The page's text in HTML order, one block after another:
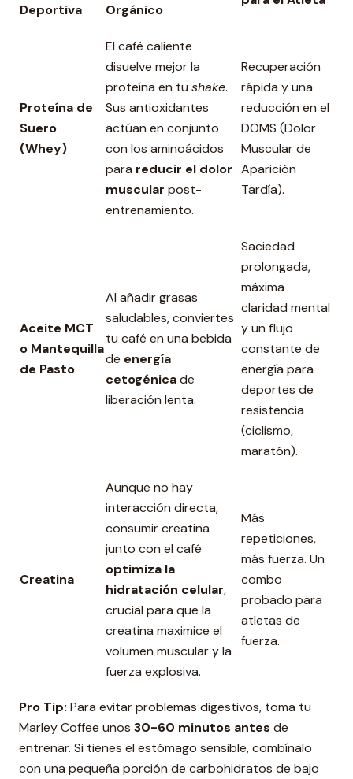
Deportiva Orgánico
Proteína de
Suero
(Whey)
El café caliente
disuelve mejor la
proteína en tu shake.
Sus antioxidantes
actúan en conjunto
con los aminoácidos
para reducir el dolor
muscular post-
entrenamiento.
Recuperación
rápida y una
reducción en el
DOMS (Dolor
Muscular de
Aparición
Tardía).
Aceite MCT
o Mantequilla
de Pasto
Al añadir grasas
saludables, conviertes
tu café en una bebida
de energía
cetogénicade
liberación lenta.
Saciedad
prolongada,
máxima
claridad mental
y un flujo
constante de
energía para
deportes de
resistencia
(ciclismo,
maratón).
Creatina
Aunque no hay
interacción directa,
consumir creatina
junto con el café
optimiza la
hidratación celular,
crucial para que la
creatina maximice el
volumen muscular y la
fuerza explosiva.
Más
repeticiones,
más fuerza. Un
combo
probado para
atletas de
fuerza.
Pro Tip: Para evitar problemas digestivos, toma tu
Marley Coffee unos 30-60 minutos antes de
entrenar. Si tienes el estómago sensible, combínalo
con una pequeña porción de carbohidratos de bajo